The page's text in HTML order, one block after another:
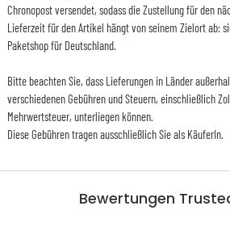
Bewertungen
Chronopost versendet, sodass die Zustellung für den
Lieferzeit für den Artikel hängt von seinem Zielort ab:
Paketshop für Deutschland.
Bitte beachten Sie, dass Lieferungen in Länder
verschiedenen Gebühren und Steuern, einschließlich
Mehrwertsteuer, unterliegen können.
Diese Gebühren tragen ausschließlich Sie als KäuferIn.